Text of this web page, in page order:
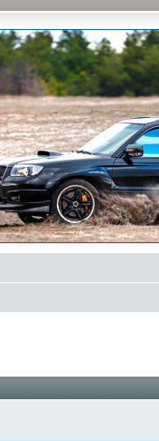
на природе и еженедельные